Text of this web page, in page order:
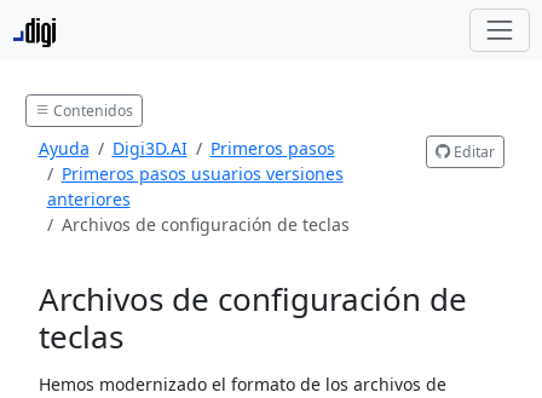
Contenidos
Ayuda Digi3D.AI
Primeros pasos
Primeros pasos usuarios versiones
anteriores
Archivos de configuración de teclas
Editar
Archivos de configuración de
teclas
Hemos modernizado el formato de los archivos de